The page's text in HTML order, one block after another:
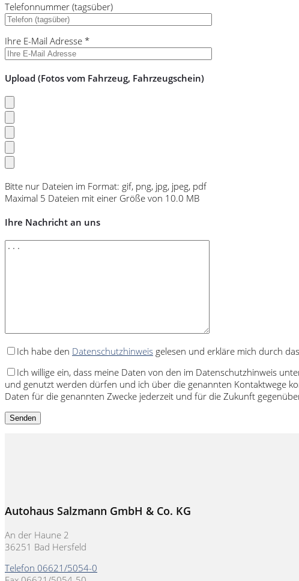
Telefonnummer (tagsüber)
Ihre E-Mail Adresse *
Upload (Fotos vom Fahrzeug, Fahrzeugschein)
Bitte nur Dateien im Format: gif, png, jpg, jpeg, pdf
Maximal 5 Dateien mit einer Größe von 10.0 MB
Ihre Nachricht an uns
Ich habe den Datenschutzhinweis gelesen und erkläre mich durch
Ich willige ein, dass meine Daten von den im Datenschutzhinweis
und genutzt werden dürfen und ich über die genannten Kontaktwege
Daten für die genannten Zwecke jederzeit und für die Zukunft
Autohaus Salzmann GmbH & Co. KG
An der Haune 2
36251 Bad Hersfeld
Telefon 06621/5054-0